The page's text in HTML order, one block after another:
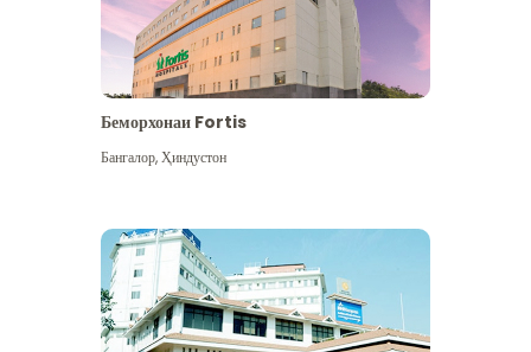
Беморхонаи Fortis
Бангалор,Ҳиндустон